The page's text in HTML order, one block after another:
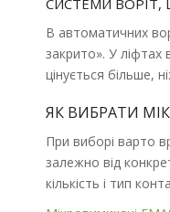
СИСТЕМИ ВОРІТ,
В автоматичних
закрито». У
цінується більше,
ЯК ВИБРАТИ
При виборі варто
залежно від
кількість і тип